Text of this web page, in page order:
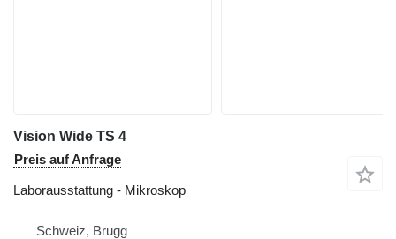
Vision Wide TS 4
Preis auf Anfrage
Laborausstattung - Mikroskop
Schweiz, Brugg